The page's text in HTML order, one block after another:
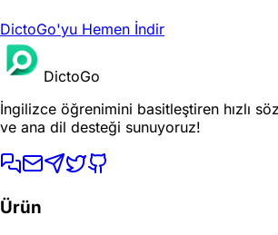
DictoGo'yu Hemen İndir
DictoGo
İngilizce öğrenimini basitleştiren hızlı
ve ana dil desteği sunuyoruz!
Ürün